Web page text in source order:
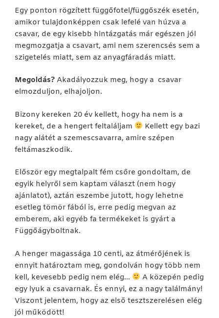
Egy ponton rögzített függőfotel/függőszék esetén,
amikor tulajdonképpen csak lefelé van húzva a
csavar, de egy kisebb hintázgatás már egészen jól
megmozgatja a csavart, ami nem szerencsés sem a
szigetelés miatt, sem az anyagfáradás miatt.
Megoldás? Akadályozzuk meg, hogy a csavar
elmozduljon, elhajoljon.
Bizony kereken 20 év kellett, hogy ha nem is a
kereket, de a hengert feltaláljam
Kellett egy bazi
nagy alátét a szemescsavarra, amire szépen
feltámaszkodik.
Először egy megtalpalt fém csőre gondoltam, de
egyik helyről sem kaptam választ (nem hogy
ajánlatot), aztán eszembe jutott, hogy lehetne
esetleg tömör fából is, erre pedig megvan az
emberem, aki egyéb fa termékeket is gyárt a
Függőágyboltnak.
A henger magassága 10 centi, az átmérőjének is
ennyit határoztam meg, gondolván hogy több nem
kell, kevesebb pedig nem elég…
A közepén pedig
egy lyuk a csavarnak. És ennyi, ez a nagy találmány!
Viszont jelentem, hogy az első tesztszerelésen elég
jól működött!